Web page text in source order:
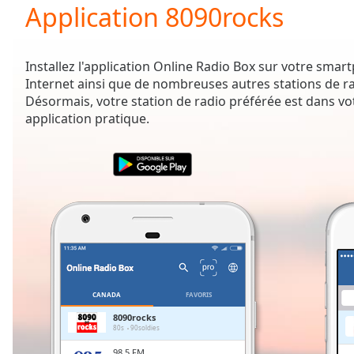
Current
Time0:00
Duration-:-
Loaded:
0.00%
Stream
Remaining
Application 8090rocks
Installez l'application Online Radio Box sur votre
Internet ainsi que de nombreuses autres stations de
Désormais, votre station de radio préférée est dans
application pratique.
CANADA FAVORIS
8090rocks
80s 90soldies
98,5 FM